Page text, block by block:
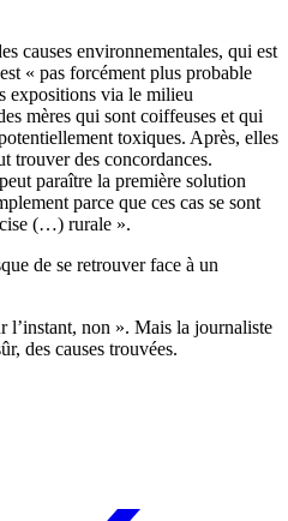
causes environnementales, qui est
« pas forcément plus probable
expositions via le milieu
mères qui sont coiffeuses et qui
toxiques. Après, elles
trouver des concordances.
paraître la première solution
parce que ces cas se sont
(…) rurale ».
de se retrouver face à un
l’instant, non ». Mais la journaliste
des causes trouvées.